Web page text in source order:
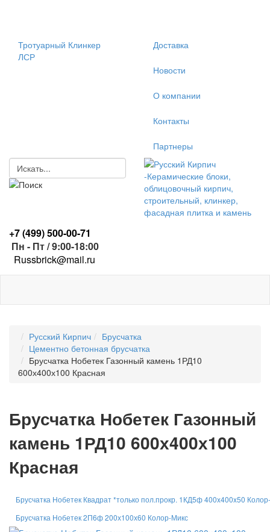
Тротуарный Клинкер
ЛСР
Доставка
Новости
О компании
Контакты
Партнеры
+7 (499)500-00-71
Пн - Пт / 9:00-18:00
Russbrick@mail.ru
Русский Кирпич
Брусчатка
Цементно бетонная брусчатка
Брусчатка Нобетек Газонный камень 1РД10
600х400х100 Красная
Брусчатка Нобетек Газонный
камень 1РД10 600х400х100
Красная
Брусчатка Нобетек Квадрат *только пол.прокр. 1КД5ф 400x400x50
Брусчатка Нобетек 2П6ф 200х100х60 Колор-Микс